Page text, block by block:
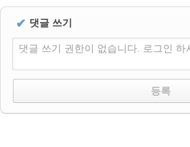
✔ 댓글 쓰기
댓글 쓰기 권한이 없습니다. 로그인 하